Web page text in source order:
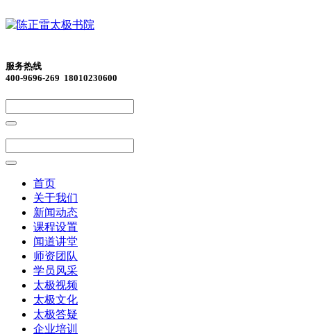
服务热线
400-9696-269 18010230600
首页
关于我们
新闻动态
课程设置
闻道讲堂
师资团队
学员风采
太极视频
太极文化
太极答疑
企业培训